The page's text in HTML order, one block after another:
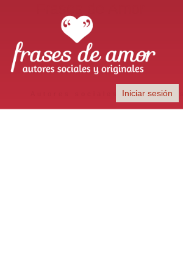
Autores sociales y originales
Iniciar sesión